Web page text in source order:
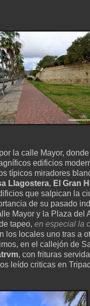
la calle Mayor,
edificios
típicos miradores
Llagostera, El Gran
que salpican la
de su pasado
Mayor y la Plaza del
tapeo, en especial la
los locales uno tras a
en el callejón de
, con frituras
leído criticas en